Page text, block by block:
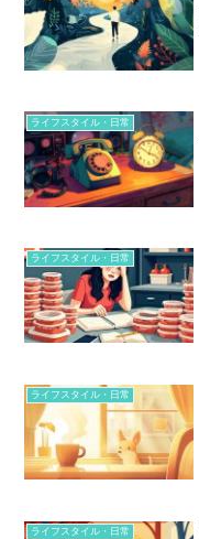
ライフスタイル・日常
ライフスタイル・日常
ライフスタイル・日常
ライフスタイル・日常